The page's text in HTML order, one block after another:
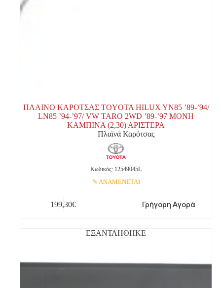
ΠΛΑΙΝΟ ΚΑΡΟΤΣΑΣ TOYOTA HILUX YN85 ’89-’94/
LN85 ’94-’97/ VW TARO 2WD ’89-’97 ΜΟΝΗ
ΚΑΜΠΙΝΑ (2,30) ΑΡΙΣΤΕΡΑ
Πλαϊνά Καρότσας
Κωδικός: 12549045L
ΑΝΑΜΕΝΕΤΑΙ
199,30€ Γρήγορη Αγορά
ΕΞΑΝΤΛΗΘΗΚΕ